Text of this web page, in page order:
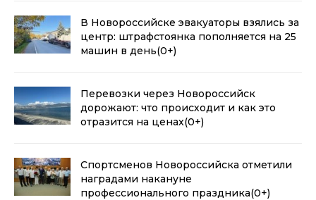
В Новороссийске эвакуаторы взялись за
центр: штрафстоянка пополняется на 25
машин в день(0+)
Перевозки через Новороссийск
дорожают: что происходит и как это
отразится на ценах(0+)
Спортсменов Новороссийска отметили
наградами накануне
профессионального праздника(0+)